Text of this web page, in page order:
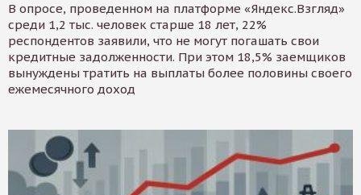
В опросе, проведенном на платформе «Яндекс.Взгляд»
среди 1,2 тыс. человек старше 18 лет, 22%
респондентов заявили, что не могут погашать свои
кредитные задолженности. При этом 18,5% заемщиков
вынуждены тратить на выплаты более половины своего
ежемесячного доход